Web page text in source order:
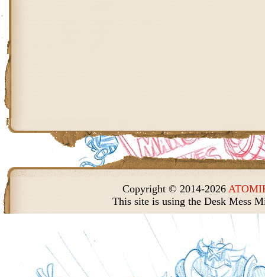
Copyright © 2014-2026
This site is using the Desk Mess